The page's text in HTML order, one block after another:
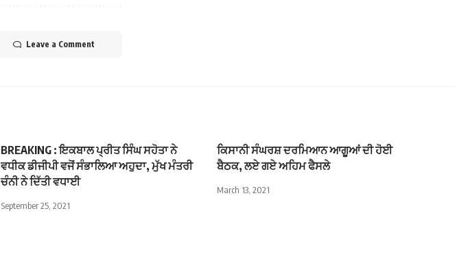
Leave a Comment
BREAKING : ਇਕਬਾਲ ਪ੍ਰੀਤ ਸਿੰਘ ਸਹੋਤਾ ਨੇ
ਵਧੀਕ ਡੀਜੀਪੀ ਵਜੋਂ ਸੰਭਾਲਿਆ ਅਹੁਦਾ, ਮੁੱਖ ਮੰਤਰੀ
ਚੰਨੀ ਨੇ ਦਿੱਤੀ ਵਧਾਈ
September 25, 2021
ਕਿਸਾਨੀ ਸੰਘਰਸ਼ ਦਰਮਿਆਨ ਆਗੂਆਂ ਦੀ ਹੋਈ
ਬੈਠਕ, ਲਏ ਗਏ ਅਹਿਮ ਫੈਸਲੇ
March 13, 2021